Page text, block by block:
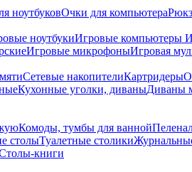
ноутбуковОчки для компьютера
ноутбукиИгровые компьютеры
Игровые микрофоныИгровая
Сетевые накопителиКартридеры
Кухонные уголки, диваныДиваны
Комоды, тумбы для ванной
столыТуалетные столики
книги